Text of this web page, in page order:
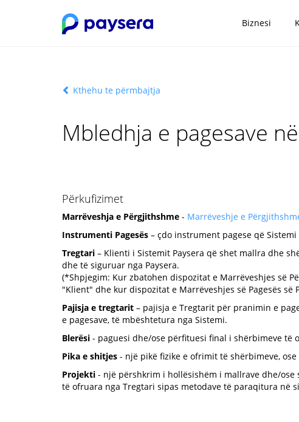
Biznesi
Kthehu te përmbajtja
Mbledhja e pagesave
Përkufizimet
Marrëveshja e Përgjithshme - Marrëveshje e
Instrumenti Pagesës – çdo instrument pagese që
Tregtari – Klienti i Sistemit Paysera që shet mallra dhe
dhe të siguruar nga Paysera.
(*Shpjegim: Kur zbatohen dispozitat e Marrëveshjes së
"Klient" dhe kur dispozitat e Marrëveshjes së Pagesës
Pajisja e tregtarit – pajisja e Tregtarit për pranimin e
e pagesave, të mbështetura nga Sistemi.
Blerësi - paguesi dhe/ose përfituesi final i shërbimeve të
Pika e shitjes - një pikë fizike e ofrimit të shërbimeve,
Projekti - një përshkrim i hollësishëm i mallrave dhe/
të ofruara nga Tregtari sipas metodave të paraqitura në